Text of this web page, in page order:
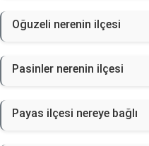
Oğuzeli nerenin ilçesi
Pasinler nerenin ilçesi
Payas ilçesi nereye bağlı